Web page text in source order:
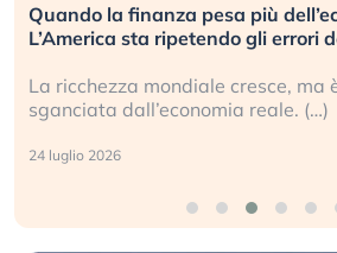
Quando la finanza pesa più
L’America sta ripetendo gli errori
La ricchezza mondiale cresce, ma
sganciata dall’economia reale. (…)
24 luglio 2026